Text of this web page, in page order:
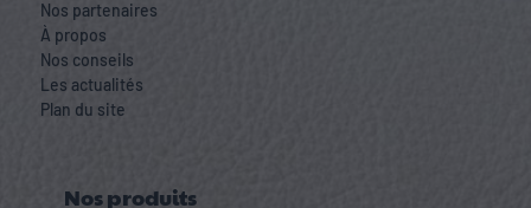
Nos partenaires
À propos
Nos conseils
Les actualités
Plan du site
Nos produits